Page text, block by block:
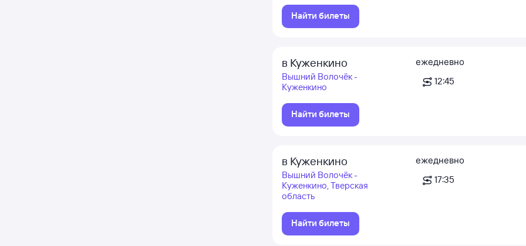
Найти билеты
в Куженкино
Вышний Волочёк -
Куженкино
Найти билеты
ежедневно
12:45
в Куженкино
Вышний Волочёк -
Куженкино, Тверская
область
Найти билеты
ежедневно
17:35